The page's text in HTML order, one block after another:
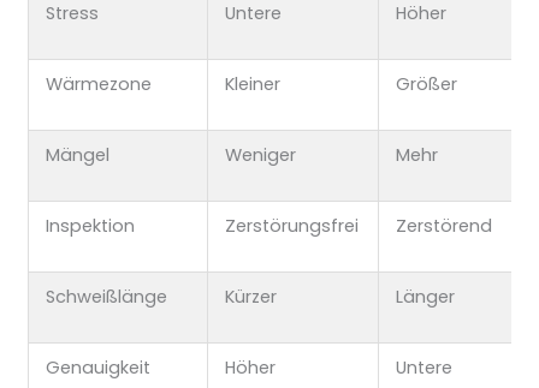
Stress Untere Höher
Wärmezone Kleiner Größer
Mängel Weniger Mehr
Inspektion Zerstörungsfrei Zerstörend
Schweißlänge Kürzer Länger
Genauigkeit Höher Untere